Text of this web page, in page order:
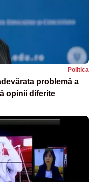
Politica
problemă a
opinii diferite